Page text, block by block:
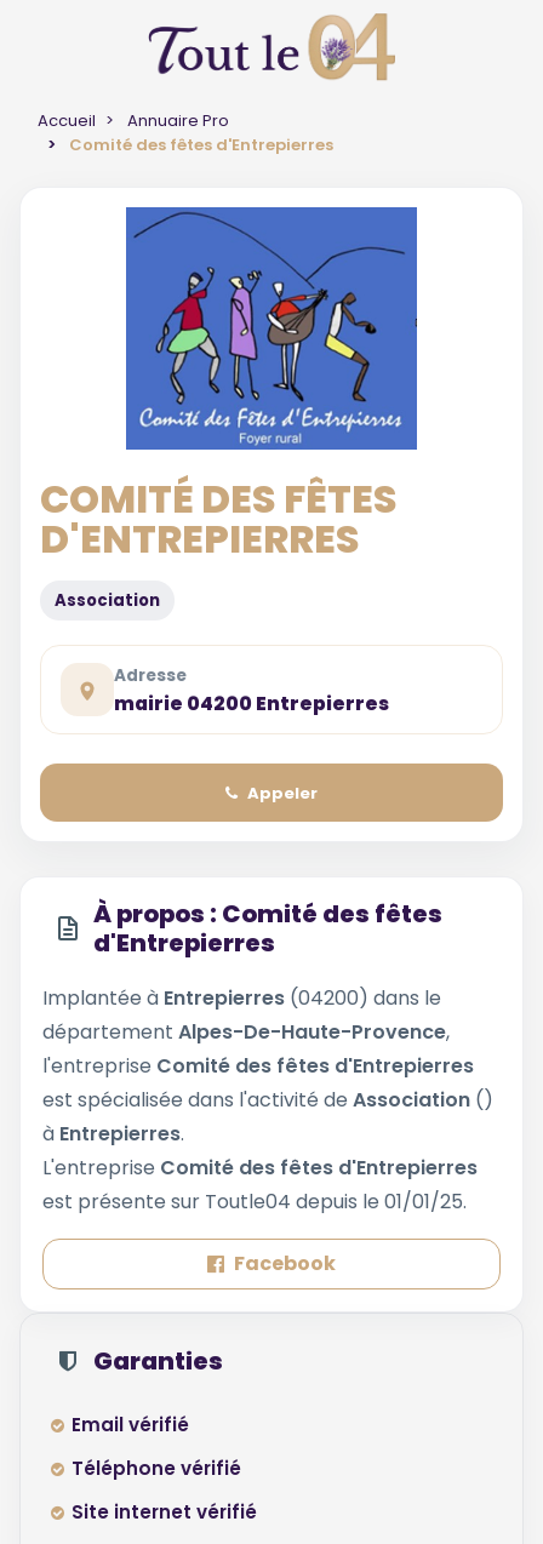
Accueil
Annuaire Pro
Comité des fêtes d'Entrepierres
COMITÉ DES FÊTES
D'ENTREPIERRES
Association
Adresse
mairie 04200 Entrepierres
Appeler
À propos : Comité des fêtes
d'Entrepierres
Implantée à Entrepierres (04200) dans le
département Alpes-De-Haute-Provence,
l'entreprise Comité des fêtes d'Entrepierres
est spécialisée dans l'activité de Association ()
à Entrepierres.
L'entreprise Comité des fêtes d'Entrepierres
est présente sur Toutle04 depuis le 01/01/25.
Facebook
Garanties
Email vérifié
Téléphone vérifié
Site internet vérifié